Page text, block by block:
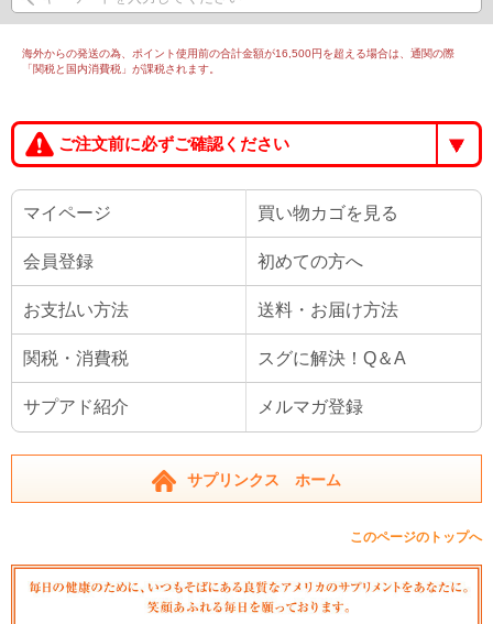
海外からの発送の為、ポイント使用前の合計金額が16,500円を超える場合は、通関の際
「関税と国内消費税」が課税されます。
ご注文前に必ずご確認ください
マイページ 買い物カゴを見る
会員登録 初めての方へ
お支払い方法 送料・お届け方法
関税・消費税 スグに解決！Q＆A
サプアド紹介 メルマガ登録
サプリンクス ホーム
このページのトップへ